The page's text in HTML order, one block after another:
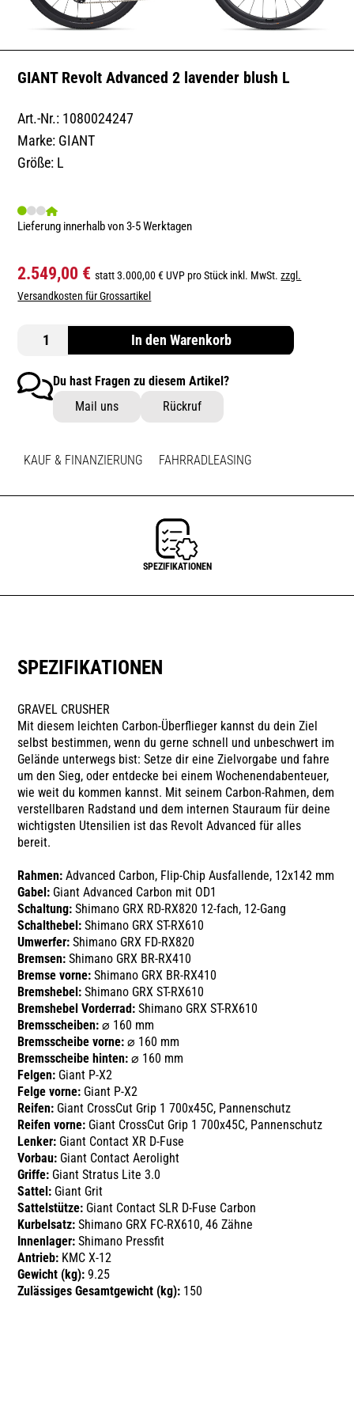
GIANT Revolt Advanced 2 lavender blush L
Art.-Nr.: 1080024247
Marke: GIANT
Größe: L
Lieferung innerhalb von 3-5 Werktagen
2.549,00 €statt 3.000,00 € UVP pro Stück inkl. MwSt.zzgl.
Versandkosten für Grossartikel
In den Warenkorb
Du hast Fragen zu diesem Artikel?
Mail uns
Rückruf
KAUF & FINANZIERUNG FAHRRADLEASING
SPEZIFIKATIONEN
SPEZIFIKATIONEN
GRAVEL CRUSHER
Mit diesem leichten Carbon-Überflieger kannst du dein Ziel
selbst bestimmen, wenn du gerne schnell und unbeschwert im
Gelände unterwegs bist: Setze dir eine Zielvorgabe und fahre
um den Sieg, oder entdecke bei einem Wochenendabenteuer,
wie weit du kommen kannst. Mit seinem Carbon-Rahmen, dem
verstellbaren Radstand und dem internen Stauraum für deine
wichtigsten Utensilien ist das Revolt Advanced für alles
bereit.
Rahmen: Advanced Carbon, Flip-Chip Ausfallende, 12x142 mm
Gabel: Giant Advanced Carbon mit OD1
Schaltung: Shimano GRX RD-RX820 12-fach, 12-Gang
Schalthebel: Shimano GRX ST-RX610
Umwerfer: Shimano GRX FD-RX820
Bremsen: Shimano GRX BR-RX410
Bremse vorne: Shimano GRX BR-RX410
Bremshebel: Shimano GRX ST-RX610
Bremshebel Vorderrad: Shimano GRX ST-RX610
Bremsscheiben: ⌀ 160 mm
Bremsscheibe vorne: ⌀ 160 mm
Bremsscheibe hinten: ⌀ 160 mm
Felgen: Giant P-X2
Felge vorne: Giant P-X2
Reifen: Giant CrossCut Grip 1 700x45C, Pannenschutz
Reifen vorne: Giant CrossCut Grip 1 700x45C, Pannenschutz
Lenker: Giant Contact XR D-Fuse
Vorbau: Giant Contact Aerolight
Griffe: Giant Stratus Lite 3.0
Sattel: Giant Grit
Sattelstütze: Giant Contact SLR D-Fuse Carbon
Kurbelsatz: Shimano GRX FC-RX610, 46 Zähne
Innenlager: Shimano Pressfit
Antrieb: KMC X-12
Gewicht (kg): 9.25
Zulässiges Gesamtgewicht (kg): 150